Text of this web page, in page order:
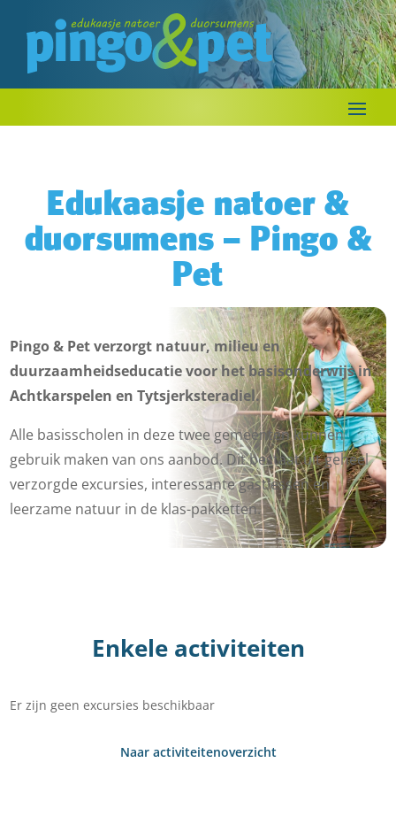
Edukaasje natoer &
duorsumens – Pingo &
Pet
Pingo & Pet verzorgt natuur, milieu en
duurzaamheidseducatie voor het basisonderwijs in
Achtkarspelen en Tytsjerksteradiel.
Alle basisscholen in deze twee gemeenten kunnen
gebruik maken van ons aanbod. Dit bestaat uit geheel
verzorgde excursies, interessante gastlessen en
leerzame natuur in de klas-pakketten.
Enkele activiteiten
Er zijn geen excursies beschikbaar
Naar activiteitenoverzicht